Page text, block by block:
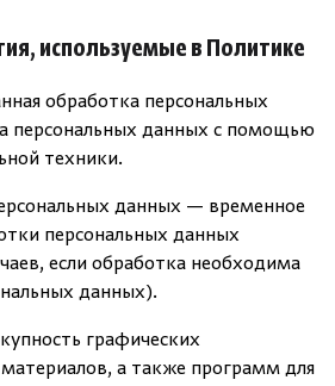
слива
используемые в Политике
обработка персональных
персональных данных с помощью
техники.
данных — временное
персональных данных
если обработка необходима
данных).
графических
а также программ для